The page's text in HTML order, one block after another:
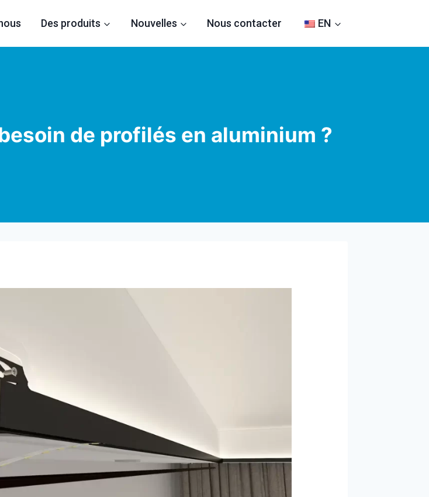
Des produits Nouvelles Nous contacter EN
de profilés en aluminium ?